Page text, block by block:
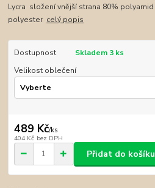
Lycra složení vnější strana 80%
polyester celý popis
Dostupnost
Skladem 3 ks
Velikost oblečení
489 Kč/ks
404 Kč bez DPH
Přidat do košíku